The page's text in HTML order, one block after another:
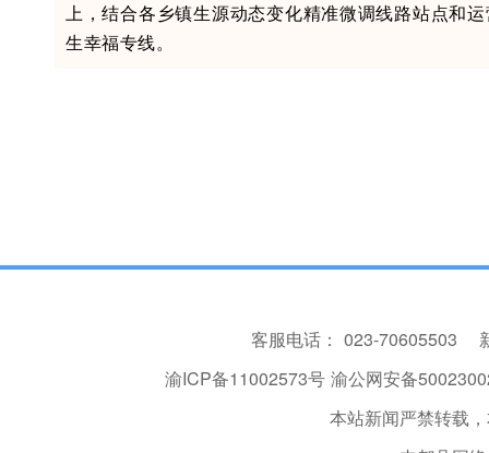
上，结合各乡镇生源动态变化精准微调线路站点和
生幸福专线。
客服电话： 023-70605503
渝ICP备11002573号 渝公网安备
本站新闻严禁转载